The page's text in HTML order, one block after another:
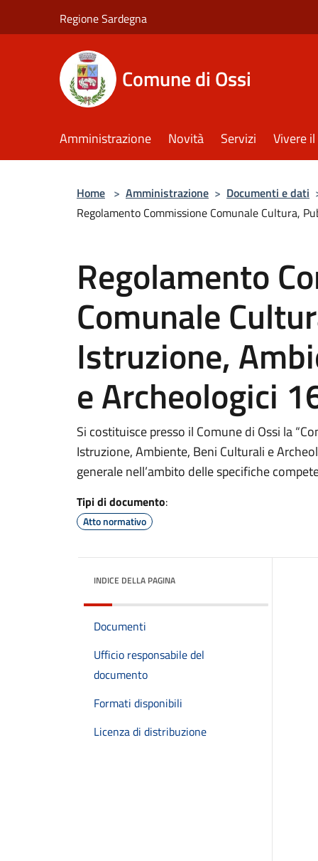
Regione Sardegna
Comune di Ossi
Amministrazione Novità Servizi Vivere
Home > Amministrazione > Documenti e dati
Regolamento Commissione Comunale Cultura,
Regolamento
Comunale
Istruzione,
e Archeologici
Si costituisce presso il Comune di Ossi la
Istruzione, Ambiente, Beni Culturali e
generale nell’ambito delle specifiche
Tipi di documento:
Atto normativo
INDICE DELLA PAGINA
Documenti
Ufficio responsabile del
documento
Formati disponibili
Licenza di distribuzione